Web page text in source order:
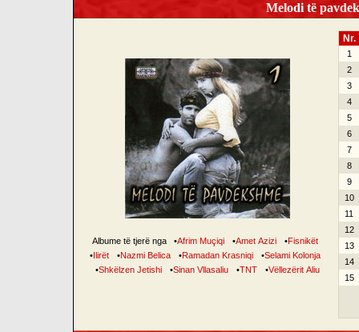
Melodi të
Albume të tjerë nga •Afrim Muçiqi •Amet Azizi •Fisnikët
•Ilirët •Nazmi Belica •Ramadan Krasniqi •Selami Kolonja
•Shkëlzen Jetishi •Sinan Vllasaliu •TNT •Vëllezërit Aliu
Nr.
1
2
3
4
5
6
7
8
9
10
11
12
13
14
15